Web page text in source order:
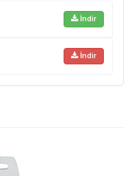
İndir
İndir